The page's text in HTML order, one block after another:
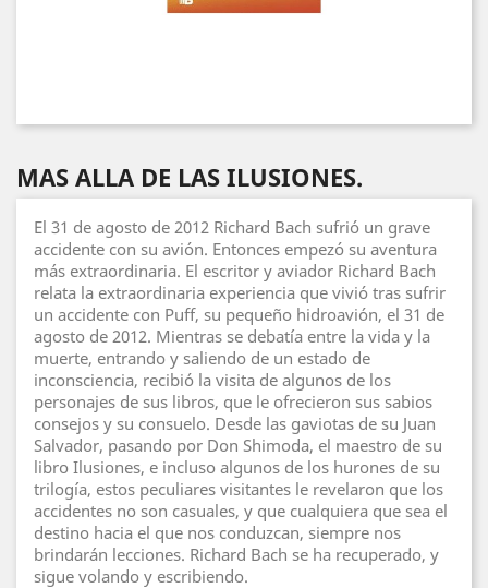
MAS ALLA DE LAS ILUSIONES.
El 31 de agosto de 2012 Richard Bach sufrió un grave
accidente con su avión. Entonces empezó su aventura
más extraordinaria. El escritor y aviador Richard Bach
relata la extraordinaria experiencia que vivió tras sufrir
un accidente con Puff, su pequeño hidroavión, el 31 de
agosto de 2012. Mientras se debatía entre la vida y la
muerte, entrando y saliendo de un estado de
inconsciencia, recibió la visita de algunos de los
personajes de sus libros, que le ofrecieron sus sabios
consejos y su consuelo. Desde las gaviotas de su Juan
Salvador, pasando por Don Shimoda, el maestro de su
libro Ilusiones, e incluso algunos de los hurones de su
trilogía, estos peculiares visitantes le revelaron que los
accidentes no son casuales, y que cualquiera que sea el
destino hacia el que nos conduzcan, siempre nos
brindarán lecciones. Richard Bach se ha recuperado, y
sigue volando y escribiendo.